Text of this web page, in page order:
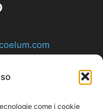
come i cookie